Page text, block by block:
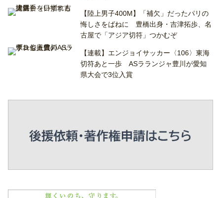
【陸上男子400M】「補欠」だったパリの
悔しさをばねに 豊橋出身・吉津拓歩、名
古屋で「アジア切符」つかむぞ
【連載】エンジョイサッカー〈106〉東海
切符あと一歩 ASラランジャ豊川が愛知
県大会で3位入賞